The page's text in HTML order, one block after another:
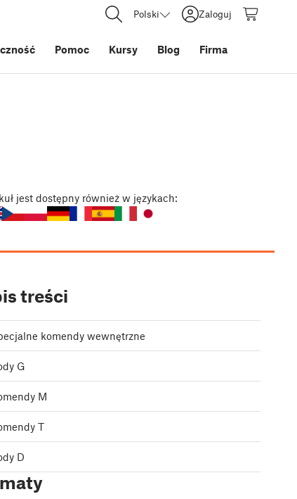
Polski Zaloguj
Pomoc Kursy Blog Firma
jest dostępny również w językach:
treści
komendy wewnętrzne
G
M
T
D